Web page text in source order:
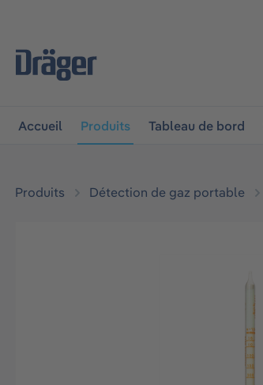
Accueil Produits Tableau de bord
Produits Détection de gaz portable